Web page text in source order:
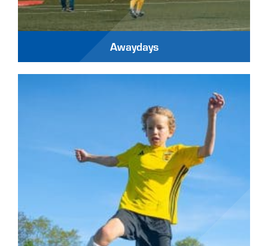
Awaydays